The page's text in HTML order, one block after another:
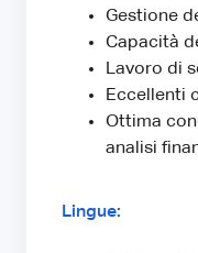
Gestione
Capacità
Lavoro di
Eccellenti
Ottima
analisi
Lingue: